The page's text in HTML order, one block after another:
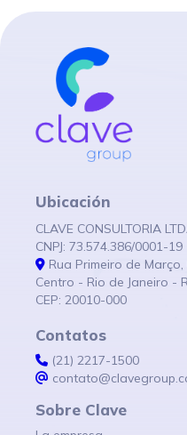
Ubicación
CLAVE CONSULTORIA
CNPJ: 73.574.386/0001-19
Rua Primeiro de
Centro - Rio de Janeiro -
CEP: 20010-000
Contatos
(21) 2217-1500
Sobre Clave